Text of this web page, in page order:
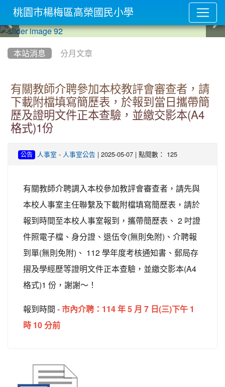
本站消息 分月文章
有關教師介聘參加本校教評會審查者，請
下載附檔填寫簡歷表，於報到當日攜帶簡
歷及證明文件正本查驗，並繳交影本(A4
格式)1份
公告 人事室 - 人事室公告 | 2025-05-07 | 點閱數： 125
有關教師介聘調入本校參加教評會審查者，請先與
本校人事室主任聯繫及下載附檔填寫簡歷表，請於
報到時間至本校人事室報到，攜帶簡歷表、 2 吋證
件照電子檔、身分證、退伍令(無則免附)、介聘報
到單(無則免附)、 112 學年度考核通知書、郵局存
摺及學經歷等證明文件正本查驗，並繳交影本(A4
格式)1 份，謝謝～！
報到時間 -市內介聘： 114 年 5 月 7 日(三)下午 1
時 10 分前
桃園市楊梅區高榮國民小學